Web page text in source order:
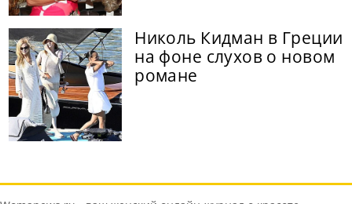
Николь Кидман в Греции
на фоне слухов о новом
романе